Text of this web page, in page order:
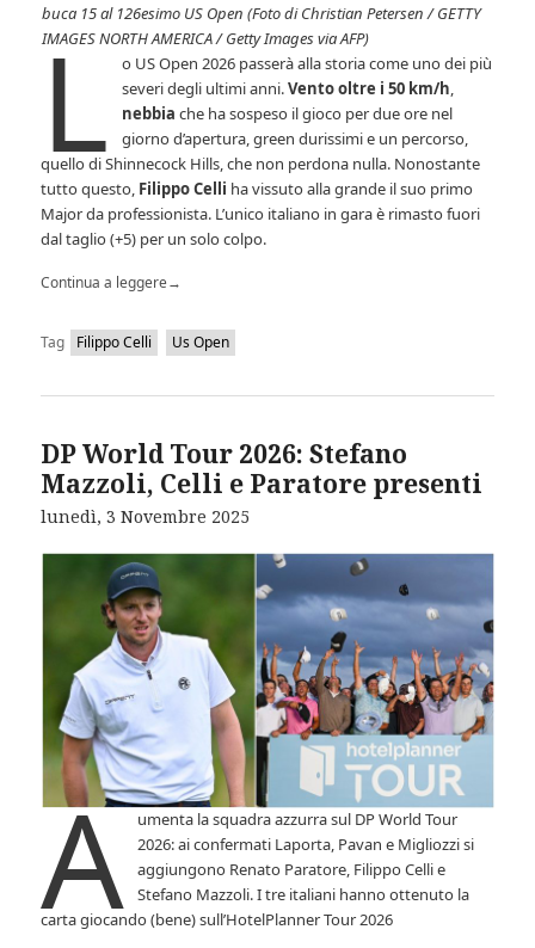
buca 15 al 126esimo US Open (Foto di Christian Petersen / GETTY
IMAGES NORTH AMERICA / Getty Images via AFP)
L
o US Open 2026 passerà alla storia come uno dei più
severi degli ultimi anni.Vento oltre i 50 km/h,
nebbia che ha sospeso il gioco per due ore nel
giorno d’apertura, green durissimi e un percorso,
quello di Shinnecock Hills, che non perdona nulla. Nonostante
tutto questo, Filippo Celli ha vissuto alla grande il suo primo
Major da professionista. L’unico italiano in gara è rimasto fuori
dal taglio (+5) per un solo colpo.
Continua a leggere→
Tag Filippo Celli Us Open
DP World Tour 2026: Stefano
Mazzoli, Celli e Paratore presenti
lunedì, 3 Novembre 2025
A
umenta la squadra azzurra sul DP World Tour
2026: ai confermati Laporta, Pavan e Migliozzi si
aggiungono Renato Paratore, Filippo Celli e
Stefano Mazzoli. I tre italiani hanno ottenuto la
carta giocando (bene) sull’HotelPlanner Tour 2026